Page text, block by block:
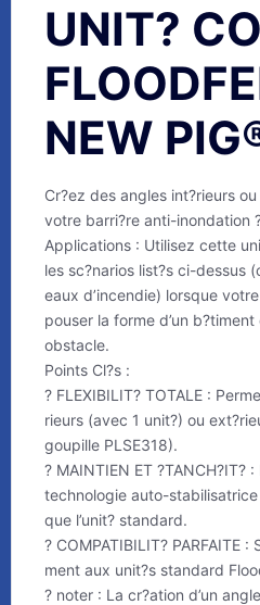
UNIT?
NEW
Cr?ez des angles int?rieurs
votre barri?re anti-inondation
Applications : Utilisez cette
les sc?narios list?s ci-dessus
eaux d’incendie) lorsque
pouser la forme d’un
obstacle.
Points Cl?s :
? FLEXIBILIT? TOTALE :
rieurs (avec 1 unit?) ou
goupille PLSE318).
? MAINTIEN ET ?TANCH?IT?
technologie auto-
que l’unit? standard.
? COMPATIBILIT? PARFAITE
ment aux unit?s standard
? noter : La cr?ation d’un